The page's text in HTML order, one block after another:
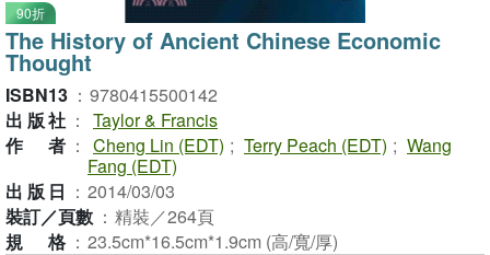
90折
The History of Ancient Chinese Economic
Thought
ISBN13 ： 9780415500142
出版社 ： Taylor & Francis
作者 ： Cheng Lin (EDT) ; Terry Peach (EDT) ; Wang
Fang (EDT)
出版日 ： 2014/03/03
裝訂／頁數 ： 精裝／264頁
規格 ： 23.5cm*16.5cm*1.9cm (高/寬/厚)